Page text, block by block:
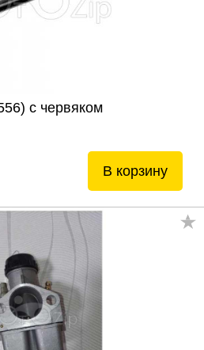
с червяком
В корзину